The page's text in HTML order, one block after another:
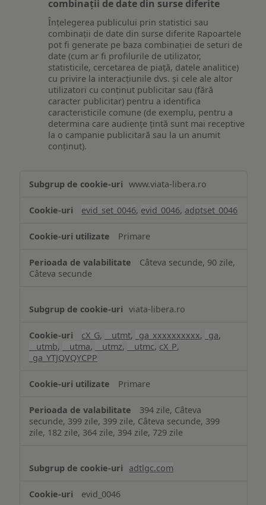
combinații de date din surse diferite
Înțelegerea publicului prin statistici sau
combinații de date din surse diferite Rapoartele
pot fi generate pe baza combinației de seturi de
date (cum ar fi profilurile de utilizator,
statisticile, cercetarea de piață, datele analitice)
cu privire la interacțiunile dvs. și cele ale altor
utilizatori cu conținut publicitar sau (fără
caracter publicitar) pentru a identifica
caracteristicile comune (de exemplu, pentru a
determina care audiențe țintă sunt mai receptive
la o campanie publicitară sau la un anumit
conținut).
www.viata-libera.ro
evid_set_0046, evid_0046, adptset_0046
Primare
Câteva secunde, 90 zile,
Câteva secunde
viata-libera.ro
cX_G, __utmt, _ga_xxxxxxxxxx, _ga,
__utmb, __utma, __utmz, __utmc, cX_P,
_ga_YTJQVQYCPP
Primare
394 zile, Câteva
secunde, 399 zile, 399 zile, Câteva secunde, 399
zile, 182 zile, 364 zile, 394 zile, 729 zile
adtlgc.com
evid_0046